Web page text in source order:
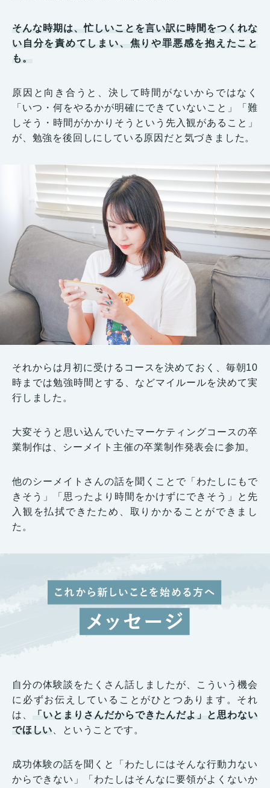
そんな時期は、忙しいことを言い訳に時間をつくれな
い自分を責めてしまい、焦りや罪悪感を抱えたこと
も。
原因と向き合うと、決して時間がないからではなく
「いつ・何をやるかが明確にできていないこと」「難
しそう・時間がかかりそうという先入観があること」
が、勉強を後回しにしている原因だと気づきました。
それからは月初に受けるコースを決めておく、毎朝10
時までは勉強時間とする、などマイルールを決めて実
行しました。
大変そうと思い込んでいたマーケティングコースの卒
業制作は、シーメイト主催の卒業制作発表会に参加。
他のシーメイトさんの話を聞くことで「わたしにもで
きそう」「思ったより時間をかけずにできそう」と先
入観を払拭できたため、取りかかることができまし
た。
自分の体験談をたくさん話しましたが、こういう機会
に必ずお伝えしていることがひとつあります。それ
は、
「いとまりさんだからできたんだよ」と思わない
でほしい 、ということです。
成功体験の話を聞くと「わたしにはそんな行動力ない
からできない」「わたしはそんなに要領がよくないか